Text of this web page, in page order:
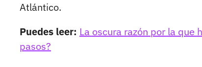
Atlántico.
Puedes leer: La oscura razón por la que
pasos?